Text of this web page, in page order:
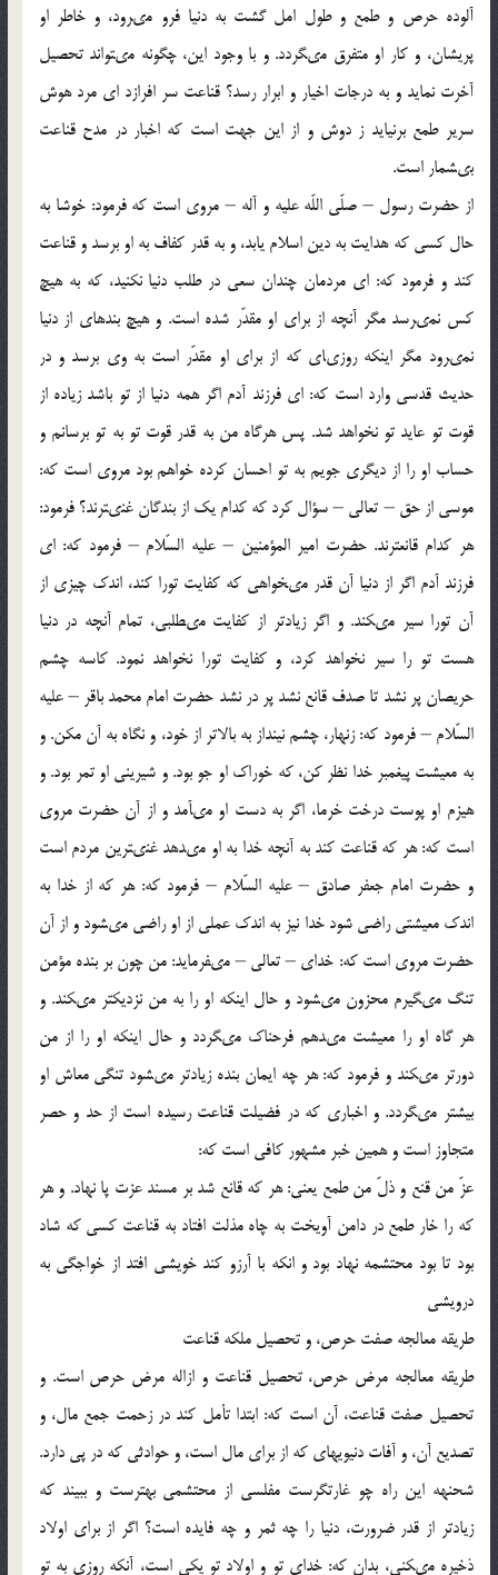
آلوده حرص و طمع و طول امل گشت به دنيا فرو مى‏رود، و خاطر او
پريشان، و كار او متفرق مى‏گردد. و با وجود اين، چگونه مى‏تواند تحصيل
آخرت نمايد و به درجات اخيار و ابرار رسد؟ قناعت سر افرازد اى مرد هوش
سرير طمع برنيايد ز دوش و از اين جهت است كه اخبار در مدح قناعت
بى‏شمار است.
از حضرت رسول – صلّى اللّه عليه و آله – مروى است كه فرمود: خوشا به
حال كسى كه هدايت به دين اسلام يابد، و به قدر كفاف به او برسد و قناعت
كند و فرمود كه: اى مردمان چندان سعى در طلب دنيا نكنيد، كه به هيچ
كس نمى‏رسد مگر آنچه از براى او مقدّر شده است. و هيچ بنده‏اى از دنيا
نمى‏رود مگر اينكه روزى‏اى كه از براى او مقدّر است به وى برسد و در
حديث قدسى وارد است كه: اى فرزند آدم اگر همه دنيا از تو باشد زياده از
قوت تو عايد تو نخواهد شد. پس هرگاه من به قدر قوت تو به تو برسانم و
حساب او را از ديگرى جويم به تو احسان كرده خواهم بود مروى است كه:
موسى از حق – تعالى – سؤال كرد كه كدام يك از بندگان غنى‏ترند؟ فرمود:
هر كدام قانع‏ترند. حضرت امير المؤمنين – عليه السّلام – فرمود كه: اى
فرزند آدم اگر از دنيا آن قدر مى‏خواهى كه كفايت تورا كند، اندك چيزى از
آن تورا سير مى‏كند. و اگر زيادتر از كفايت مى‏طلبى، تمام آنچه در دنيا
هست تو را سير نخواهد كرد، و كفايت تورا نخواهد نمود. كاسه چشم
حريصان پر نشد تا صدف قانع نشد پر در نشد حضرت امام محمد باقر – عليه
السّلام – فرمود كه: زنهار، چشم نينداز به بالاتر از خود، و نگاه به آن مكن. و
به معيشت پيغمبر خدا نظر كن، كه خوراك او جو بود. و شيرينى او تمر بود. و
هيزم او پوست درخت خرما، اگر به دست او مى‏آمد و از آن حضرت مروى
است كه: هر كه قناعت كند به آنچه خدا به او مى‏دهد غنى‏ترين مردم است
و حضرت امام جعفر صادق – عليه السّلام – فرمود كه: هر كه از خدا به
اندك معيشتى راضى شود خدا نيز به اندك عملى از او راضى مى‏شود و از آن
حضرت مروى است كه: خداى – تعالى – مى‏فرمايد: من چون بر بنده مؤمن
تنگ مى‏گيرم محزون مى‏شود و حال اينكه او را به من نزديكتر مى‏كند. و
هر گاه او را معيشت مى‏دهم فرحناك مى‏گردد و حال اينكه او را از من
دورتر مى‏كند و فرمود كه: هر چه ايمان بنده زيادتر مى‏شود تنگى معاش او
بيشتر مى‏گردد. و اخبارى كه در فضيلت قناعت رسيده است از حد و حصر
متجاوز است و همين خبر مشهور كافى است كه:
عزّ من قنع و ذلّ من طمع يعنى: هر كه قانع شد بر مسند عزت پا نهاد. و هر
كه را خار طمع در دامن آويخت به چاه مذلت افتاد به قناعت كسى كه شاد
بود تا بود محتشمه نهاد بود و انكه با آرزو كند خويشى افتد از خواجگى به
درويشى
طريقه معالجه صفت حرص، و تحصيل ملكه قناعت
طريقه معالجه مرض حرص، تحصيل قناعت و ازاله مرض حرص است. و
تحصيل صفت قناعت، آن است كه: ابتدا تأمل كند در زحمت جمع مال، و
تصديع آن، و آفات دنيويه‏اى كه از براى مال است، و حوادثى كه در پى دارد.
شحنهه اين راه چو غارت‏گرست مفلسى از محتشمى بهترست و ببيند كه
زيادتر از قدر ضرورت، دنيا را چه ثمر و چه فايده است؟ اگر از براى اولاد
ذخيره مى‏كنى، بدان كه: خداى تو و اولاد تو يكى است، آنكه روزى به تو